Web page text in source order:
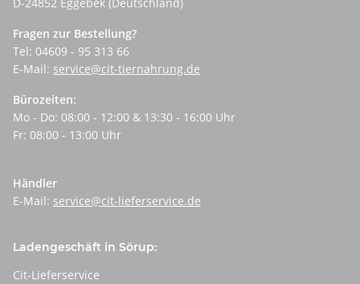
Fragen zur Bestellung?
Tel: 04609 - 95 313 66
E-Mail: service@cit-tiernahrung.de
Bürozeiten:
Mo - Do: 08:00 - 12:00 & 13:30 - 16:00 Uhr
Fr: 08:00 - 13:00 Uhr
Händler
E-Mail: service@cit-lieferservice.de
Ladengeschäft in Sörup:
Cit-Lieferservice